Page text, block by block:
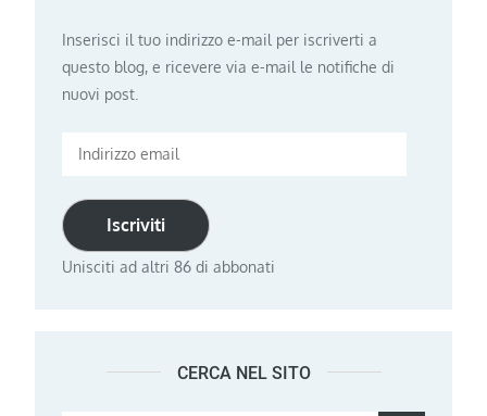
Inserisci il tuo indirizzo e-mail per iscriverti a
questo blog, e ricevere via e-mail le notifiche di
nuovi post.
Indirizzo
Iscriviti
Unisciti ad altri 86 di abbonati
CERCA NEL SITO